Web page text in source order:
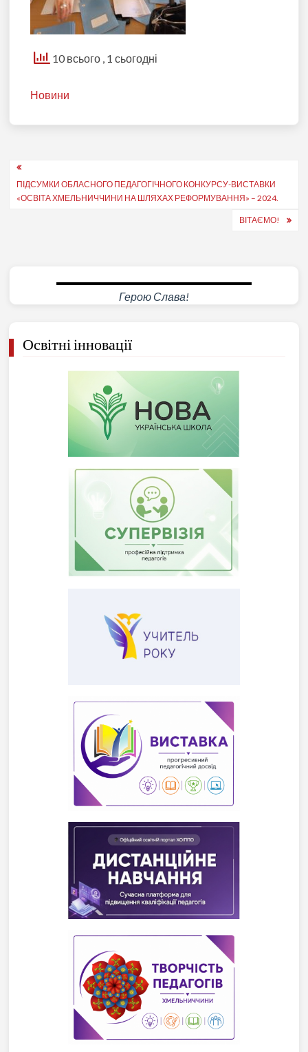
10 всього , 1 сьогодні
Новини
Навігація
записів
ПІДСУМКИ ОБЛАСНОГО ПЕДАГОГІЧНОГО КОНКУРСУ-ВИСТАВКИ
«ОСВІТА ХМЕЛЬНИЧЧИНИ НА ШЛЯХАХ РЕФОРМУВАННЯ» – 2024.
ВІТАЄМО!
Герою Слава!
Освітні інновації